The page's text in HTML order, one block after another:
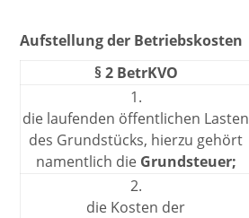
Aufstellung der Betriebskosten
§ 2 BetrKVO
1.
die laufenden öffentlichen Lasten
des Grundstücks, hierzu gehört
namentlich die Grundsteuer;
2.
die Kosten der